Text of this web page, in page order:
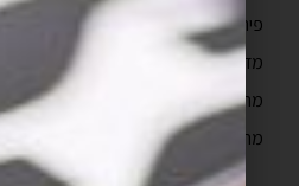
פיתוח אפליקציות לעסקים
מדריך פיתוח אפליקציות
מהם השלבים בבניית אפליקציה לאייפון?
מה כולל איפיון אפליקציה?